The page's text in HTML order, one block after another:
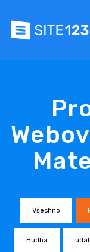
Všechno
Hudba